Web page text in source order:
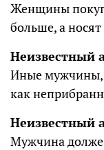
Женщины
больше, а
Неизвестный
Иные мужчины,
как
Неизвестный
Мужчина